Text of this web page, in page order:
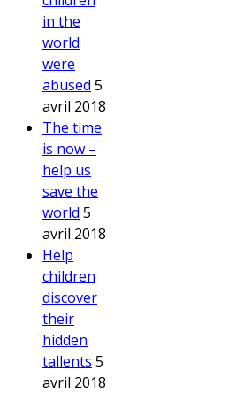
in the
world
were
abused 5
avril 2018
The time
is now –
help us
save the
world 5
avril 2018
Help
children
discover
their
hidden
tallents 5
avril 2018